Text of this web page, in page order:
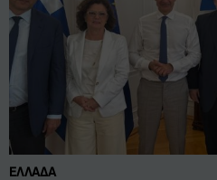
ΕΛΛΆΔΑ